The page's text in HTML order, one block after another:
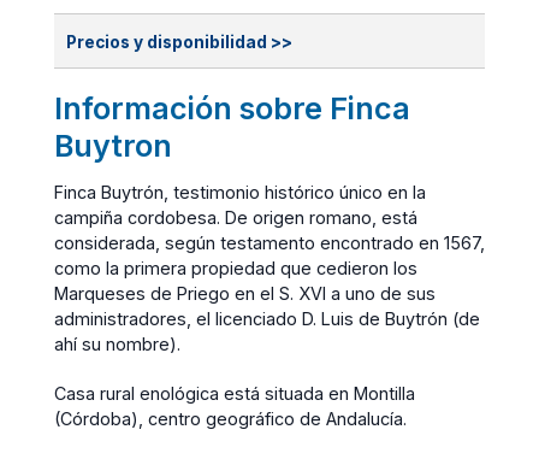
Precios y disponibilidad >>
Información sobre Finca
Buytron
Finca Buytrón, testimonio histórico único en la
campiña cordobesa. De origen romano, está
considerada, según testamento encontrado en 1567,
como la primera propiedad que cedieron los
Marqueses de Priego en el S. XVI a uno de sus
administradores, el licenciado D. Luis de Buytrón (de
ahí su nombre).
Casa rural enológica está situada en Montilla
(Córdoba), centro geográfico de Andalucía.